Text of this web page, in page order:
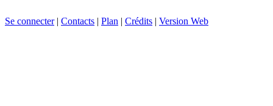
Se connecter| Contacts | Plan | Crédits | Version Web